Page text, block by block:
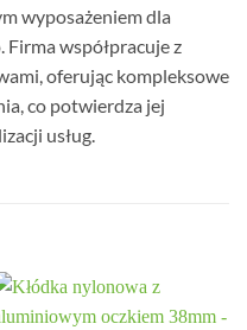
wyposażeniem dla
Firma współpracuje z
oferując kompleksowe
co potwierdza jej
usług.